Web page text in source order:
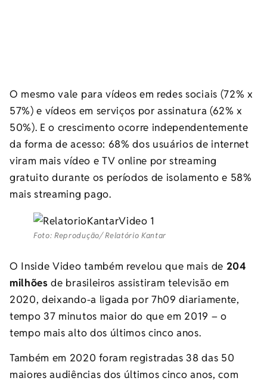
O mesmo vale para vídeos em redes sociais (72% x
57%) e vídeos em serviços por assinatura (62% x
50%). E o crescimento ocorre independentemente
da forma de acesso: 68% dos usuários de internet
viram mais vídeo e TV online por streaming
gratuito durante os períodos de isolamento e 58%
mais streaming pago.
Foto: Reprodução/ Relatório Kantar
O Inside Video também revelou que mais de 204
milhões de brasileiros assistiram televisão em
2020, deixando-a ligada por 7h09 diariamente,
tempo 37 minutos maior do que em 2019 – o
tempo mais alto dos últimos cinco anos.
Também em 2020 foram registradas 38 das 50
maiores audiências dos últimos cinco anos, com